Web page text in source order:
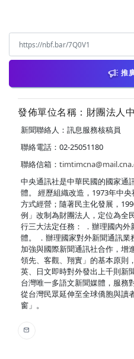
推
發佈單位名稱：財團法人
新聞聯絡人：訊息服務核稿員
聯絡電話：02-25051180
聯絡信箱：
中央通訊社是中華民國的國家通
體。 經歷組織改造，1973年中
方式經營；隨著民主化發展，
例」改制為財團法人，定位為全
行三大法定任務： ．辦理國內
體。 ．辦理國家對外新聞通訊業
加強與國際新聞通訊社合作，增
領先、客觀、翔實」的基本原則
英、日文即時對外發出上千則新
台灣唯一多語文新聞媒體，服務
從台灣民眾延伸至全球僑胞與讀
窗」。